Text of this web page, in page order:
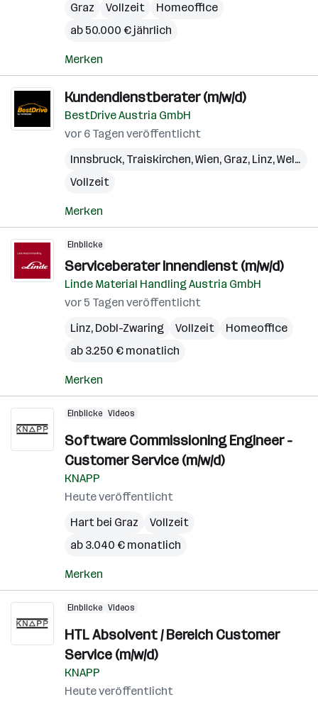
Graz
Vollzeit
Homeoffice
ab 50.000 € jährlich
Merken
Kundendienstberater (m/w/d)
BestDrive Austria GmbH
vor 6 Tagen veröffentlicht
Innsbruck, Traiskirchen,Wien, Graz, Linz,Wels
Vollzeit
Merken
Einblicke
Serviceberater Innendienst (m/w/d)
Linde Material Handling Austria GmbH
vor 5 Tagen veröffentlicht
Linz, Dobl-Zwaring Vollzeit
Homeoffice
ab 3.250 € monatlich
Merken
Einblicke Videos
Software Commissioning Engineer -
Customer Service (m/w/d)
KNAPP
Heute veröffentlicht
Hart bei Graz
Vollzeit
ab 3.040 € monatlich
Merken
Einblicke Videos
HTL Absolvent / Bereich Customer
Service (m/w/d)
KNAPP
Heute veröffentlicht